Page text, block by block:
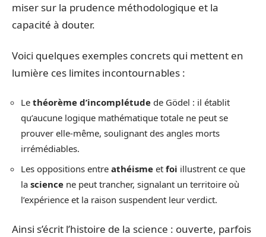
miser sur la prudence méthodologique et la
capacité à douter.
Voici quelques exemples concrets qui mettent en
lumière ces limites incontournables :
Le théorème d’incomplétude de Gödel : il établit
qu’aucune logique mathématique totale ne peut se
prouver elle-même, soulignant des angles morts
irrémédiables.
Les oppositions entre athéisme et foi illustrent ce que
la science ne peut trancher, signalant un territoire où
l’expérience et la raison suspendent leur verdict.
Ainsi s’écrit l’histoire de la science : ouverte, parfois